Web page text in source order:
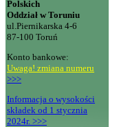
Polskich
Oddział w Toruniu
ul.Piernikarska 4-6
87-100 Toruń
Konto bankowe:
Uwaga! zmiana numeru
>>>
Informacja o wysokości
składek od 1 stycznia
2024r. >>>